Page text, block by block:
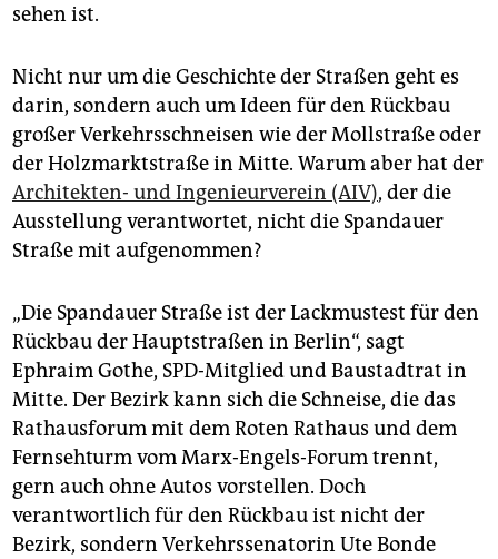
sehen ist.
Nicht nur um die Geschichte der Straßen geht es
darin, sondern auch um Ideen für den Rückbau
großer Verkehrsschneisen wie der Mollstraße oder
der Holzmarktstraße in Mitte. Warum aber hat der
Architekten- und Ingenieurverein (AIV), der die
Ausstellung verantwortet, nicht die Spandauer
Straße mit aufgenommen?
„Die Spandauer Straße ist der Lackmustest für den
Rückbau der Hauptstraßen in Berlin“, sagt
Ephraim Gothe, SPD-Mitglied und Baustadtrat in
Mitte. Der Bezirk kann sich die Schneise, die das
Rathausforum mit dem Roten Rathaus und dem
Fernsehturm vom Marx-Engels-Forum trennt,
gern auch ohne Autos vorstellen. Doch
verantwortlich für den Rückbau ist nicht der
Bezirk, sondern Verkehrssenatorin Ute Bonde